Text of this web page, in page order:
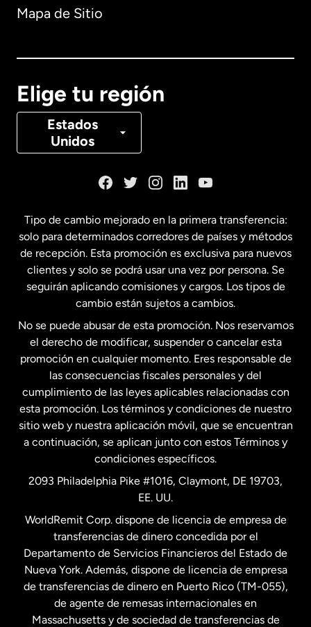
Mapa de Sitio
Elige tu región
Estados
Unidos
Canadá Français
Estados Unidos English
Estados Unidos Español
Francia
Malasia
Nueva Zelanda
Países Bajos
Suecia
Tipo de cambio mejorado en la primera transferencia:
solo para determinados corredores de países y métodos
de recepción. Esta promoción es exclusiva para nuevos
clientes y solo se podrá usar una vez por persona. Se
seguirán aplicando comisiones y cargos. Los tipos de
cambio están sujetos a cambios.
No se puede abusar de esta promoción. Nos reservamos
el derecho de modificar, suspender o cancelar esta
promoción en cualquier momento. Eres responsable de
las consecuencias fiscales personales y del
cumplimiento de las leyes aplicables relacionadas con
esta promoción. Los términos y condiciones de nuestro
sitio web y nuestra aplicación móvil, que se encuentran
a continuación, se aplican junto con estos Términos y
condiciones específicos.
2093 Philadelphia Pike #1016, Claymont, DE 19703,
EE. UU.
WorldRemit Corp. dispone de licencia de empresa de
transferencias de dinero concedida por el
Departamento de Servicios Financieros del Estado de
Nueva York. Además, dispone de licencia de empresa
de transferencias de dinero en Puerto Rico (TM-055),
de agente de remesas internacionales en
Massachusetts y de sociedad de transferencias de